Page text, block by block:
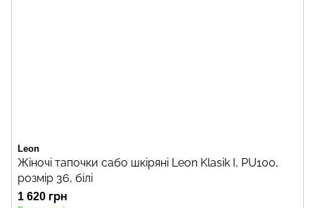
Leon
Жіночі тапочки сабо шкіряні Leon Klasik I, PU100,
розмір 36, білі
1 620 грн